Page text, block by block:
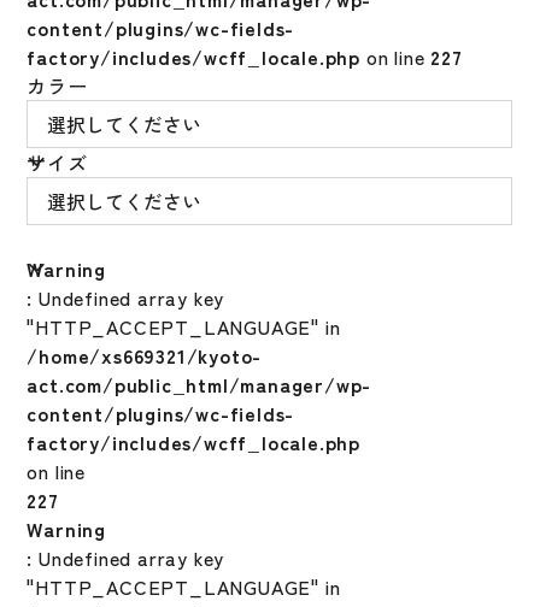
content/plugins/wc-fields-
factory/includes/wcff_locale.php on line 227
カラー
サイズ
Warning
: Undefined array key
"HTTP_ACCEPT_LANGUAGE" in
/home/xs669321/kyoto-
act.com/public_html/manager/wp-
content/plugins/wc-fields-
factory/includes/wcff_locale.php
on line
227
Warning
: Undefined array key
"HTTP_ACCEPT_LANGUAGE" in